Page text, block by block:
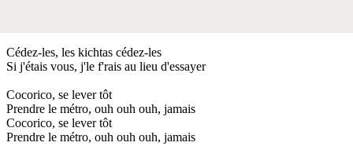
Cédez-les, les kichtas cédez-les
Si j'étais vous, j'le f'rais au lieu d'essayer
Cocorico, se lever tôt
Prendre le métro, ouh ouh ouh, jamais
Cocorico, se lever tôt
Prendre le métro, ouh ouh ouh, jamais